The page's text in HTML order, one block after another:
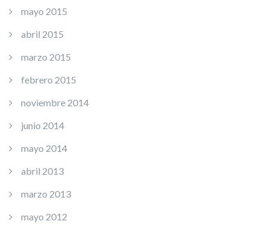
mayo 2015
abril 2015
marzo 2015
febrero 2015
noviembre 2014
junio 2014
mayo 2014
abril 2013
marzo 2013
mayo 2012